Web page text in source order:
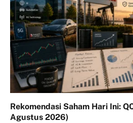
Rekomendasi Saham Hari Ini:
Agustus 2026)